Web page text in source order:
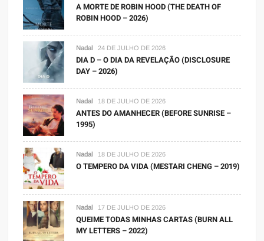
A MORTE DE ROBIN HOOD (THE DEATH OF
ROBIN HOOD – 2026)
Nadal 24 DE JULHO DE 2026
DIA D – O DIA DA REVELAÇÃO (DISCLOSURE
DAY – 2026)
Nadal 18 DE JULHO DE 2026
ANTES DO AMANHECER (BEFORE SUNRISE –
1995)
Nadal 18 DE JULHO DE 2026
O TEMPERO DA VIDA (MESTARI CHENG – 2019)
Nadal 17 DE JULHO DE 2026
QUEIME TODAS MINHAS CARTAS (BURN ALL
MY LETTERS – 2022)